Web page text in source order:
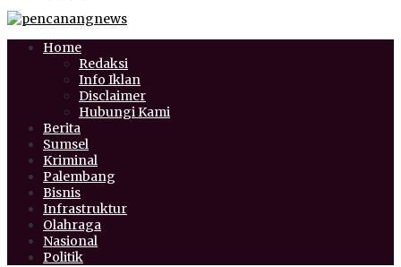
Home
Redaksi
Info Iklan
Disclaimer
Hubungi Kami
Berita
Sumsel
Kriminal
Palembang
Bisnis
Infrastruktur
Olahraga
Nasional
Politik